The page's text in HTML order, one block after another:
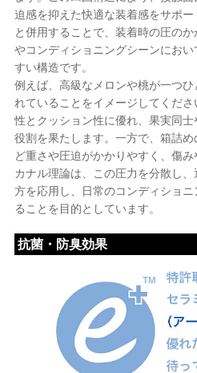
迫感を抑えた快適な装着感をサポ
と併用することで、装着時の圧の
やコンディショニングシーンにお
すい構造です。
例えば、高級なメロンや桃が一つ
れていることをイメージしてくだ
性とクッション性に優れ、果実同
役割を果たします。一方で、箱詰
ど重さや圧迫がかかりやすく、傷み
カナル理論は、この圧力を分散し
方を応用し、日常のコンディショ
ることを目的としています。
抗菌・防臭効果